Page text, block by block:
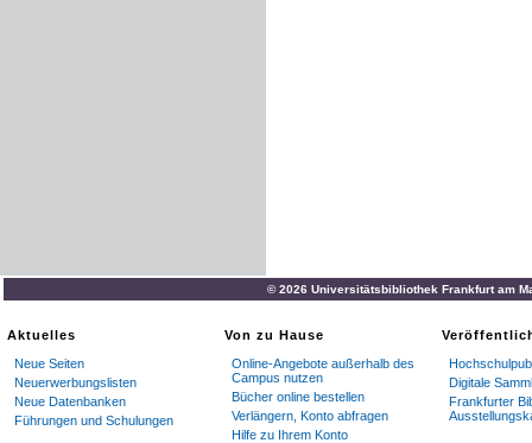
© 2026 Universitätsbibliothek Frankfurt am
Aktuelles
Neue Seiten
Neuerwerbungslisten
Neue Datenbanken
Führungen und Schulungen
Von zu Hause
Online-Angebote außerhalb des
Campus nutzen
Bücher online bestellen
Verlängern, Konto abfragen
Hilfe zu Ihrem Konto
Digitale
Frankfurter